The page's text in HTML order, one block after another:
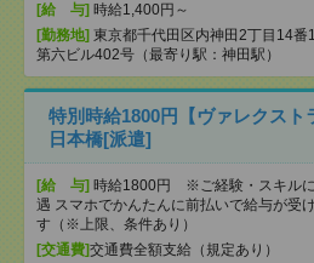
[給 与] 時給1,400円～
[勤務地] 東京都千代田区内神田2丁目14番
第六ビル402号（最寄り駅：神田駅）
特別時給1800円【ヴァレクス
日本橋[派遣]
[給 与] 時給1800円 ※ご経験・スキル
遇 スマホでかんたんに前払いで給与が受
す（※上限、条件あり）
[交通費]交通費全額支給（規定あり）